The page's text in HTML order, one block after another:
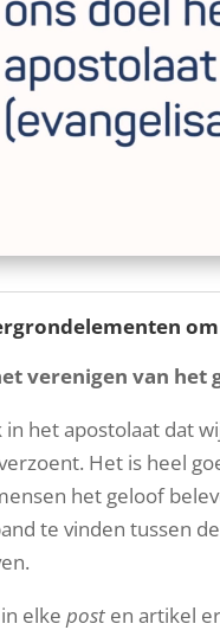
verenigen van
het apostolaat dat
Het is heel
het geloof
te vinden tussen
elkepost en artikel